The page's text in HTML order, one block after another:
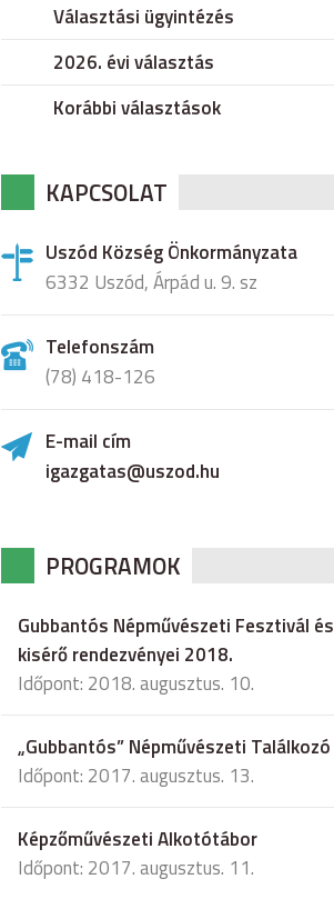
Választási ügyintézés
2026. évi választás
Korábbi választások
KAPCSOLAT
Uszód Község Önkormányzata
6332 Uszód, Árpád u. 9. sz
Telefonszám
(78) 418-126
E-mail cím
igazgatas@uszod.hu
PROGRAMOK
Gubbantós Népművészeti Fesztivál és
kisérő rendezvényei 2018.
Időpont: 2018. augusztus. 10.
„Gubbantós” Népművészeti Találkozó
Időpont: 2017. augusztus. 13.
Képzőművészeti Alkotótábor
Időpont: 2017. augusztus. 11.